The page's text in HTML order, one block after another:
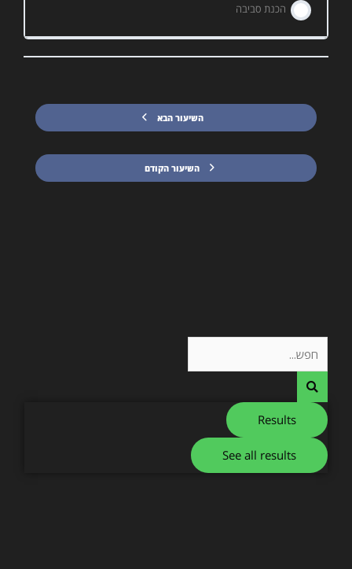
הכנת סביבה
השיעור הקודם
השיעור הבא
Results
See all results